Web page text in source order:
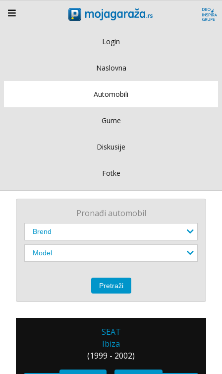
Login
Naslovna
Automobili
Gume
Diskusije
Fotke
Pronađi automobil
SEAT
Ibiza
(1999 - 2002)